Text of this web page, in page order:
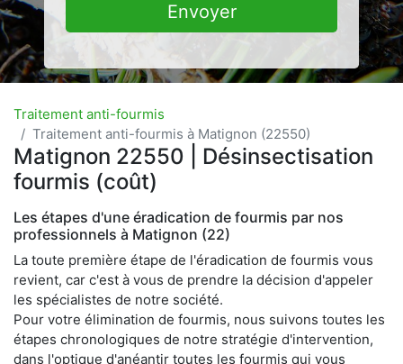
Envoyer
Traitement anti-fourmis
Traitement anti-fourmis à Matignon (22550)
Matignon 22550 | Désinsectisation
fourmis (coût)
Les étapes d'une éradication de fourmis par nos
professionnels à Matignon (22)
La toute première étape de l'éradication de fourmis vous
revient, car c'est à vous de prendre la décision d'appeler
les spécialistes de notre société.
Pour votre élimination de fourmis, nous suivons toutes les
étapes chronologiques de notre stratégie d'intervention,
dans l'optique d'anéantir toutes les fourmis qui vous